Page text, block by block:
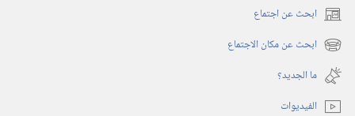
ابحث عن اجتماع (يفتح
نافذة
جديدة)
ابحث عن مكان الاجتماع (يفتح
نافذة
جديدة)
ما الجديد؟‏
الفيديوات